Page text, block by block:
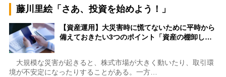
藤川里絵「さあ、投資を始めよう！」
【資産運用】大災害時に慌てないために平時から
備えておきたい3つのポイント「資産の棚卸し…
大規模な災害が起きると、株式市場が大きく動いたり、取引環
境が不安定になったりすることがある。一方…